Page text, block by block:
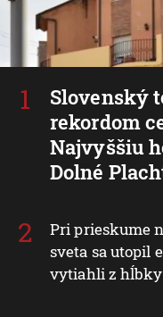
Slovenský
rekordom
Najvyššiu
Dolné
Pri prieskume
sveta sa utopil
vytiahli z hĺbky